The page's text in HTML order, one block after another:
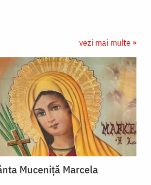
vezi mai multe »
Muceniță Marcela